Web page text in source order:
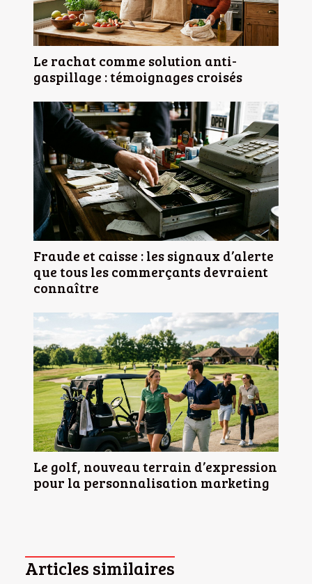
Le rachat comme solution anti-
gaspillage : témoignages croisés
Fraude et caisse : les signaux d’alerte
que tous les commerçants devraient
connaître
Le golf, nouveau terrain d’expression
pour la personnalisation marketing
Articles similaires